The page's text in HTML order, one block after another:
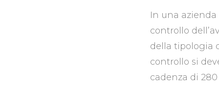
In una
controllo
della tipologia
controllo si
cadenza di